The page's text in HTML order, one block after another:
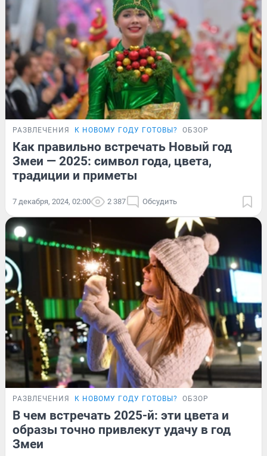
РАЗВЛЕЧЕНИЯ К НОВОМУ ГОДУ ГОТОВЫ? ОБЗОР
Как правильно встречать Новый год
Змеи — 2025: символ года, цвета,
традиции и приметы
7 декабря, 2024, 02:00 2 387 Обсудить
РАЗВЛЕЧЕНИЯ К НОВОМУ ГОДУ ГОТОВЫ? ОБЗОР
В чем встречать 2025-й: эти цвета и
образы точно привлекут удачу в год
Змеи